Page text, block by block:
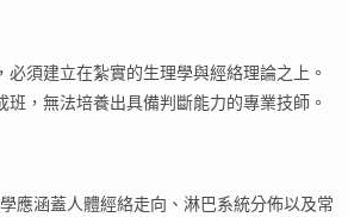
須建立在紮實的生理學與經絡理論之上。
班，無法培養出具備判斷能力的專業技師。
應涵蓋人體經絡走向、淋巴系統分佈以及常